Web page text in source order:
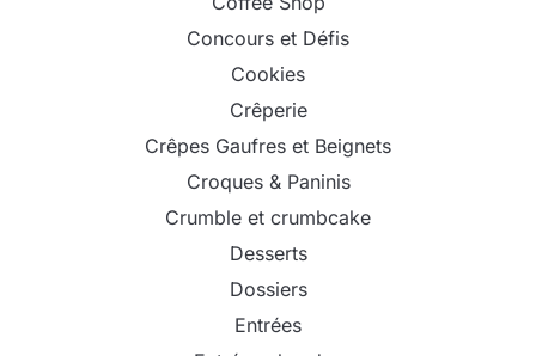
Concours et Défis
Cookies
Crêperie
Crêpes Gaufres et Beignets
Croques & Paninis
Crumble et crumbcake
Desserts
Dossiers
Entrées